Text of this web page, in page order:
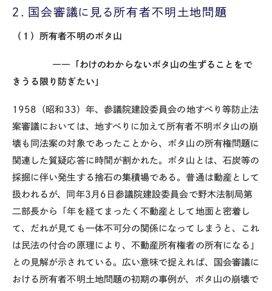
２．国会審議に見る所有者不明土地問題
（１）所有者不明のボタ山
――「わけのわからないボタ山の生ずることをで
きうる限り防ぎたい」
1958（昭和33）年、参議院建設委員会の地すべり等防止法
案審議においては、地すべりに加えて所有者不明ボタ山の崩
壊も同法案の対象であったことから、ボタ山の所有権問題に
関連した質疑応答に時間が割かれた。ボタ山とは、石炭等の
採掘に伴い発生する捨石の集積場である。普通は動産として
扱われるが、同年3月6日参議院建設委員会で野木法制局第
二部長から「年を経てまったく不動産として地面と密着し
て、だれが見ても一体不可分の関係になってしまうと、これ
は民法の付合の原理により、不動産所有権者の所有になる」
との見解が示されている。広い意味で捉えれば、国会審議に
おける所有者不明土地問題の初期の事例が、ボタ山の崩壊で